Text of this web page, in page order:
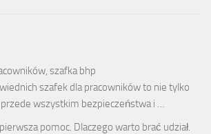
szafka bhp
szafek dla pracowników to nie tylko
wszystkim bezpieczeństwa i …
pomoc. Dlaczego warto brać udział.